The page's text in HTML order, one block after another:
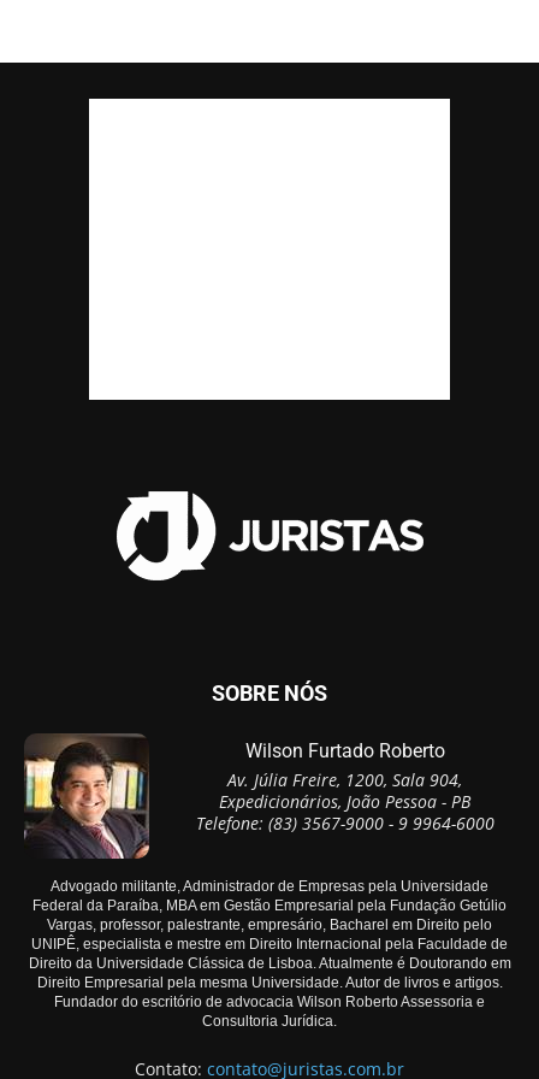
SOBRE NÓS
Wilson Furtado Roberto
Av. Júlia Freire, 1200, Sala 904,
Expedicionários, João Pessoa - PB
Telefone: (83) 3567-9000 - 9 9964-6000
Advogado militante, Administrador de Empresas pela Universidade
Federal da Paraíba, MBA em Gestão Empresarial pela Fundação Getúlio
Vargas, professor, palestrante, empresário, Bacharel em Direito pelo
UNIPÊ, especialista e mestre em Direito Internacional pela Faculdade de
Direito da Universidade Clássica de Lisboa. Atualmente é Doutorando em
Direito Empresarial pela mesma Universidade. Autor de livros e artigos.
Fundador do escritório de advocacia Wilson Roberto Assessoria e
Consultoria Jurídica.
Contato: contato@juristas.com.br